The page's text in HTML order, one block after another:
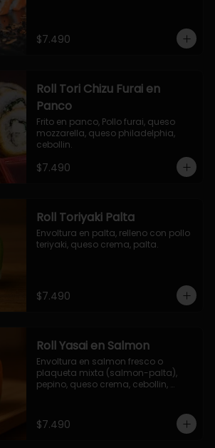
$7.490
Roll Tori Chizu Furai en
Panco
Frito en panco, Pollo furai, queso
mozzarella, queso philadelphia,
cebollin.
$7.490
Roll Toriyaki Palta
Envoltura en palta, relleno con pollo
teriyaki, queso crema, palta.
$7.490
Roll Yasai en Salmon
Envoltura en salmon fresco o
plaqueta mixta (salmon-palta),
pepino, queso crema, cebollin,
$7.490